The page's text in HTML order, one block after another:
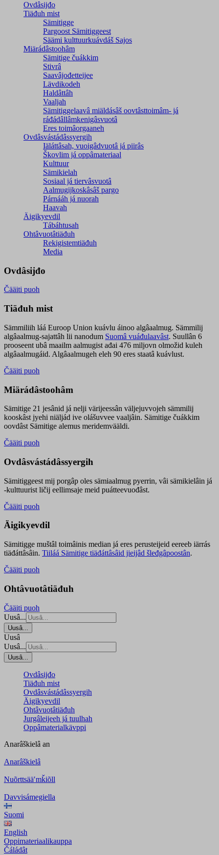
Ovdâsijđo
Tiäđuh mist
Sämitigge
Pargoost Sämitiggeest
Säämi kulttuurkuávdáš Sajos
Miärádâstoohâm
Sämitige čuákkim
Stivrâ
Saavâjođetteijee
Lävdikodeh
Haldâttâh
Vaaljah
Sämitiggelaavâ miäldásâš oovtâsttoimâm- já
ráđádâllâmkenigâsvuotâ
Eres toimâorgaaneh
Ovdâsvástádâssyergih
Iäláttâsah, vuoigâdvuotâ já piirâs
Škovlim já oppâmateriaal
Kulttuur
Sämikielah
Sosiaal já tiervâsvuotâ
Aalmugijkoskâsâš pargo
Párnááh já nuorah
Haavah
Äigikyevdil
Tábáhtusah
Ohtâvuotâtiäđuh
Rekigistemtiäđuh
Media
Ovdâsijđo
Čääiti puoh
Tiäđuh mist
Sämmiliih láá Euroop Union kuávlu áinoo algâaalmug. Sämmilij
algâaalmug-sajattâh lii nanodum Suomâ vuáđulaavâst. Suullân 6
prooseent ubâ maailm aalmugist ađai 476 miljovn olmožid kuleh
algâaalmugáid. Algâaalmugeh eleh 90 eres staatâ kuávlust.
Čääiti puoh
Miärádâstoohâm
Sämitige 21 jesânid já nelji värijeessân väljejuvvojeh sämmilij
kooskâst jyehi niäljád ive olášuvvee vaaljâin. Sämitige čuákkim
oovdâst Sämitige alemus meridemvääldi.
Čääiti puoh
Ovdâsvástádâssyergih
Sämitiggeest mij porgâp oles sämiaalmug pyerrin, vâi sämikielâin já
-kulttuurist ličij eellimsaje meid puátteevuođâst.
Čääiti puoh
Äigikyevdil
Sämitigge muštâl toimâinis median já eres perusteijeid eereeb iärrás
tiäđáttâsâin. Tiiláá Sämitige tiäđáttâsâid jieijâd šleđgâpoostân.
Čääiti puoh
Ohtâvuotâtiäđuh
Čääiti puoh
Uusâ...
Uusâ...
Uusâ
Uusâ...
Uusâ...
Ovdâsijđo
Tiäđuh mist
Ovdâsvástádâssyergih
Äigikyevdil
Ohtâvuotâtiäđuh
Jurgâleijeeh já tuulhah
Oppâmaterialkävppi
Anarâškielâ an
Anarâškielâ
Nuõrttsääʹmǩiõll
Davvisámegiella
Suomi
English
Oppimateriaalikauppa
Čáládât